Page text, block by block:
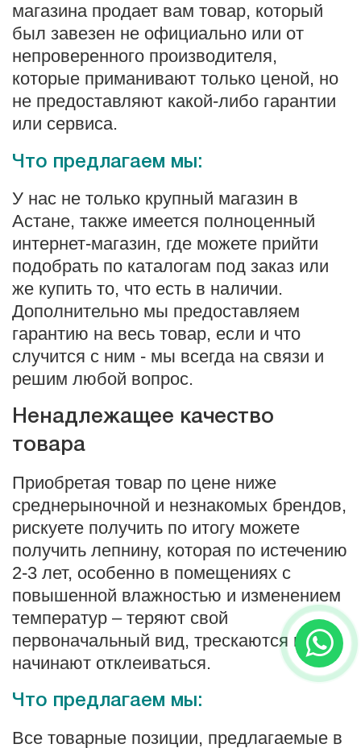
магазина продает вам товар, который
был завезен не официально или от
непроверенного производителя,
которые приманивают только ценой, но
не предоставляют какой-либо гарантии
или сервиса.
Что предлагаем мы:
У нас не только крупный магазин в
Астане, также имеется полноценный
интернет-магазин, где можете прийти
подобрать по каталогам под заказ или
же купить то, что есть в наличии.
Дополнительно мы предоставляем
гарантию на весь товар, если и что
случится с ним - мы всегда на связи и
решим любой вопрос.
Ненадлежащее качество
товара
Приобретая товар по цене ниже
среднерыночной и незнакомых брендов,
рискуете получить по итогу можете
получить лепнину, которая по истечению
2-3 лет, особенно в помещениях с
повышенной влажностью и изменением
температур – теряют свой
первоначальный вид, трескаются и
начинают отклеиваться.
Что предлагаем мы:
Все товарные позиции, предлагаемые в